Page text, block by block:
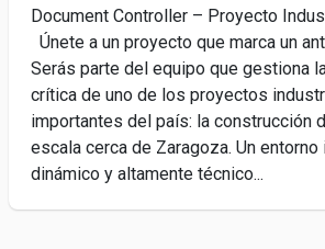
Document Controller – Proyecto
Únete a un proyecto que marca un
Serás parte del equipo que gestiona
crítica de uno de los proyectos
importantes del país: la construcción
escala cerca de Zaragoza. Un entorno
dinámico y altamente técnico...